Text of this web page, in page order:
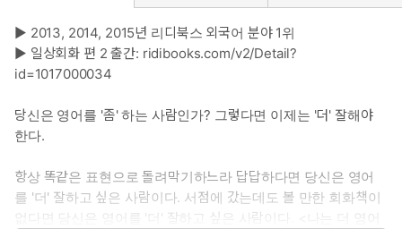
▶ 2013, 2014, 2015년 리디북스 외국어 분야 1위
▶ 일상회화 편 2 출간: ridibooks.com/v2/Detail?
id=1017000034
당신은 영어를 '좀' 하는 사람인가? 그렇다면 이제는 '더' 잘해야
한다.
항상 똑같은 표현으로 돌려막기하느라 답답하다면 당신은 영어
를 '더' 잘하고 싶은 사람이다. 서점에 갔는데도 볼 만한 회화책이
없다면 당신은 영어를 '더' 잘하고 싶은 사람이다. <나는 더 영어